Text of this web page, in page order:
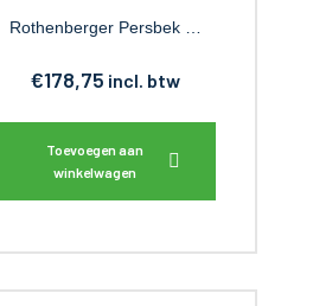
Rothenberger Persbek …
€178,75 incl. btw
Toevoegen aan
winkelwagen